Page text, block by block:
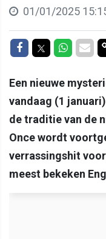
01/01/2025
Delen opDelen op
Delen
Een nieuwe
vandaag (1
de traditie van de
Once wordt
verrassingshit
meest bekeken